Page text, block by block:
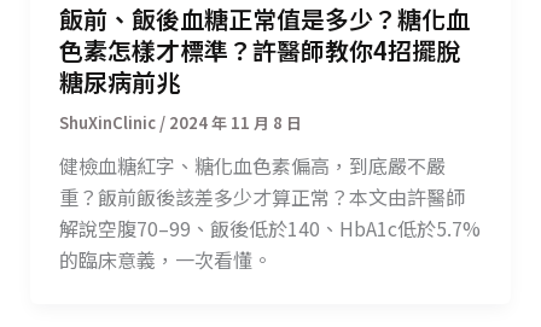
飯前、飯後血糖正常值是多少？糖化血
色素怎樣才標準？許醫師教你4招擺脫
糖尿病前兆
/ 2024 年 11 月 8 日
健檢血糖紅字、糖化血色素偏高，到底嚴不嚴
重？飯前飯後該差多少才算正常？本文由許醫師
解說空腹70–99、飯後低於140、HbA1c低於5.7%
的臨床意義，一次看懂。